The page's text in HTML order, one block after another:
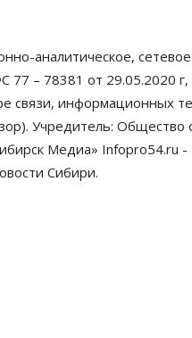
07
аналитическое,
– 78381 от 29.05.2020
связи, информационных
Учредитель: Общество
Медиа» Infopro54.ru
Сибири.